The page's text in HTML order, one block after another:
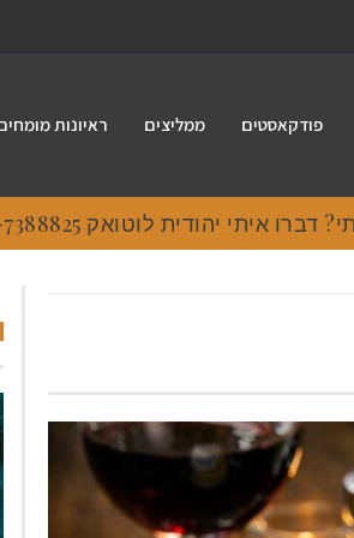
פודקאסטים ממליצים ראיונות
יהודית לוטואק 054-7388825.